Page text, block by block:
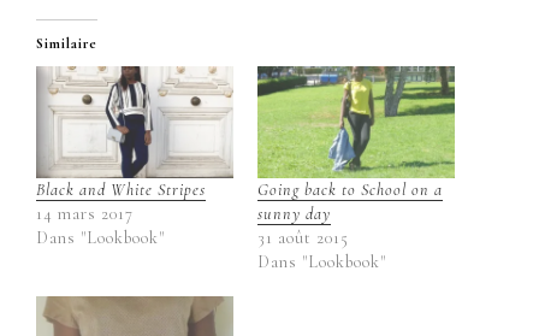
Similaire
Black and White Stripes
14 mars 2017
Dans "Lookbook"
Going back to School on a
sunny day
31 août 2015
Dans "Lookbook"